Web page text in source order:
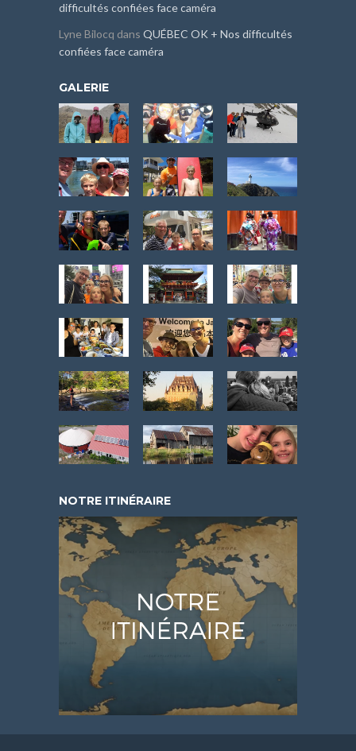
difficultés confiées face caméra
Lyne Bilocq dans QUÉBEC OK + Nos difficultés
confiées face caméra
GALERIE
NOTRE ITINÉRAIRE